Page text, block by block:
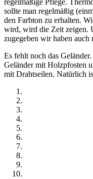
sollte man regelmäßig
den Farbton zu erhalten.
wird, wird die Zeit zeigen.
zugegeben wir haben auch
Es fehlt noch das
Geländer mit Holzpfosten
mit Drahtseilen. Natürlich